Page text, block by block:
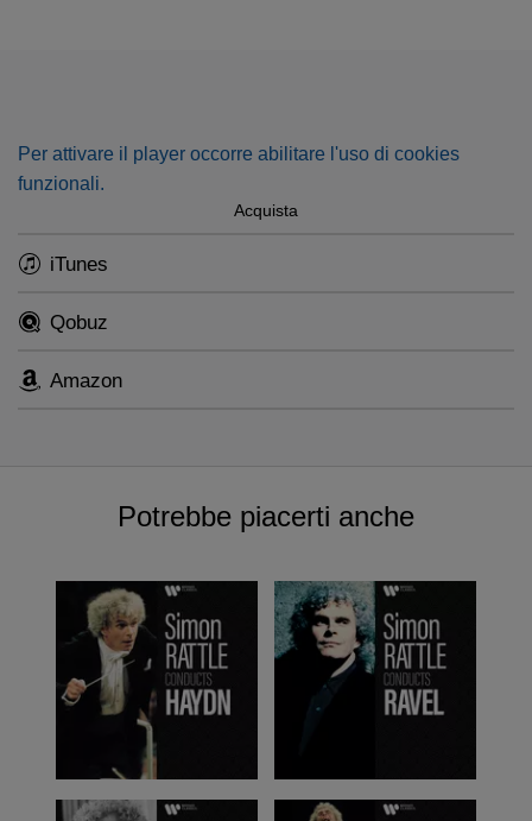
Per attivare il player occorre abilitare l'uso di cookies
funzionali.
Acquista
iTunes
Qobuz
Amazon
Potrebbe piacerti anche